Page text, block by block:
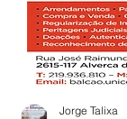
Jorge Talixa